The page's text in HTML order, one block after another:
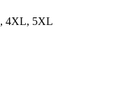
4XL, 5XL